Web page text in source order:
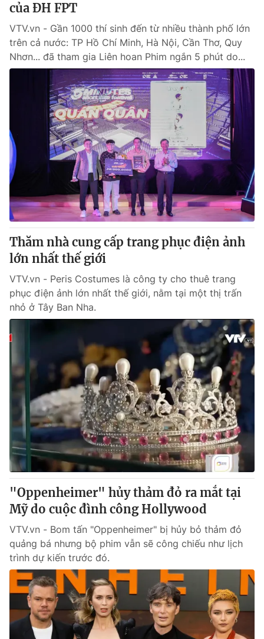
Emagazine
Photo Infographic
Shorts video
VTV Money VTV Thể thao
VTV Sức khoẻ Bất động sản
Thị trường 24h Tấm lòng Việt
VTV4 Vươn mình bằng AI
VTV9 VTV8
Liên hệ tòa soạn English
Theo dõi báo trên
Cơ quan chủ quản:Đài Truyền hình Việt Nam
Cơ quan báo chí:
Thời báo VTV
Giấy phép hoạt động báo in và báo điện tử số 483/GP-BTTTT
cấp ngày 29/12/2023
Tổng Biên tập:Vũ Thanh Thủy
Phó Tổng Biên tập:Nguyễn Thị Mỹ Hạnh, Phạm Quốc Thắng,
Nguyễn Trọng Ninh
024.38 355 931 - 024.38 355 932
Ðiện thoại Thời báo VTV: 024.66 897 897
Email:toasoan@vtv.vn
Liên hệ quảng cáo:024-7300.7108
của ĐH FPT
VTV.vn - Gần 1000 thí sinh đến từ nhiều thành phố lớn
trên cả nước: TP Hồ Chí Minh, Hà Nội, Cần Thơ, Quy
Nhơn... đã tham gia Liên hoan Phim ngắn 5 phút do...
Thăm nhà cung cấp trang phục điện ảnh
lớn nhất thế giới
VTV.vn - Peris Costumes là công ty cho thuê trang
phục điện ảnh lớn nhất thế giới, nằm tại một thị trấn
nhỏ ở Tây Ban Nha.
"Oppenheimer" hủy thảm đỏ ra mắt tại
Mỹ do cuộc đình công Hollywood
VTV.vn - Bom tấn "Oppenheimer" bị hủy bỏ thảm đỏ
quảng bá nhưng bộ phim vẫn sẽ công chiếu như lịch
trình dự kiến trước đó.